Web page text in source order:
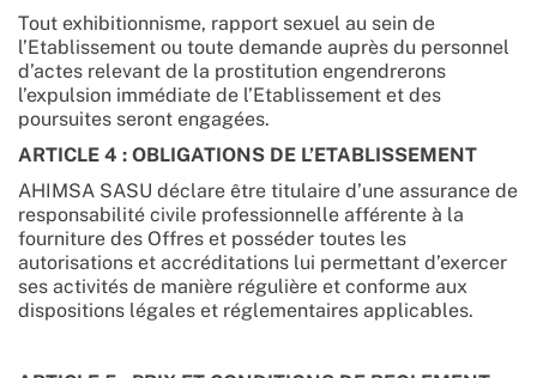
Tout exhibitionnisme, rapport sexuel au sein de
l’Etablissement ou toute demande auprès du personnel
d’actes relevant de la prostitution engendrerons
l’expulsion immédiate de l’Etablissement et des
poursuites seront engagées.
ARTICLE 4 : OBLIGATIONS DE L’ETABLISSEMENT
AHIMSA SASU déclare être titulaire d’une assurance de
responsabilité civile professionnelle afférente à la
fourniture des Offres et posséder toutes les
autorisations et accréditations lui permettant d’exercer
ses activités de manière régulière et conforme aux
dispositions légales et réglementaires applicables.